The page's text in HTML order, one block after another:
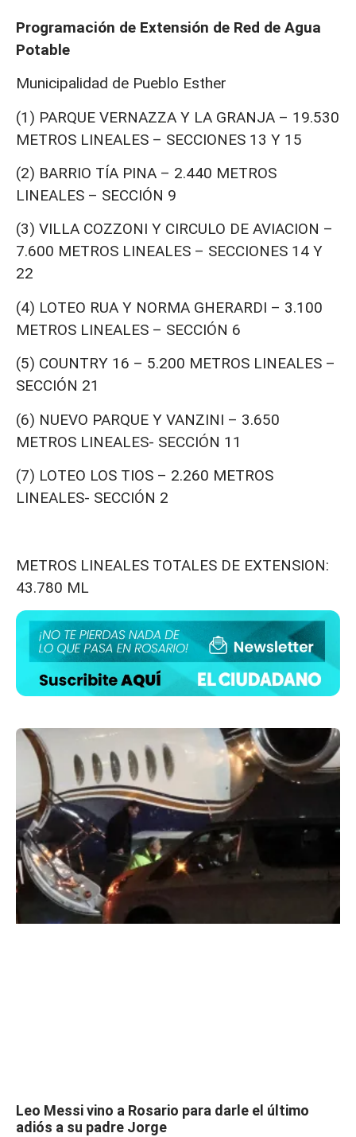
Programación de Extensión de Red de Agua
Potable
Municipalidad de Pueblo Esther
(1) PARQUE VERNAZZA Y LA GRANJA – 19.530
METROS LINEALES – SECCIONES 13 Y 15
(2) BARRIO TÍA PINA – 2.440 METROS
LINEALES – SECCIÓN 9
(3) VILLA COZZONI Y CIRCULO DE AVIACION –
7.600 METROS LINEALES – SECCIONES 14 Y
22
(4) LOTEO RUA Y NORMA GHERARDI – 3.100
METROS LINEALES – SECCIÓN 6
(5) COUNTRY 16 – 5.200 METROS LINEALES –
SECCIÓN 21
(6) NUEVO PARQUE Y VANZINI – 3.650
METROS LINEALES- SECCIÓN 11
(7) LOTEO LOS TIOS – 2.260 METROS
LINEALES- SECCIÓN 2
METROS LINEALES TOTALES DE EXTENSION:
43.780 ML
Leo Messi vino a Rosario para darle el último
adiós a su padre Jorge